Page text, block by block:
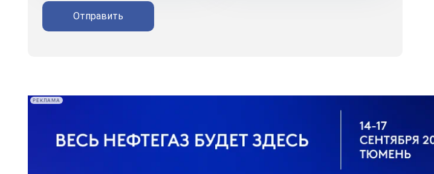
Отправить
РЕКЛАМА